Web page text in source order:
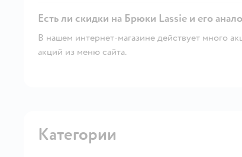
Есть ли скидки на Брюки Lassie и его
В нашем интернет-магазине действует много
акций из меню сайта.
Категории